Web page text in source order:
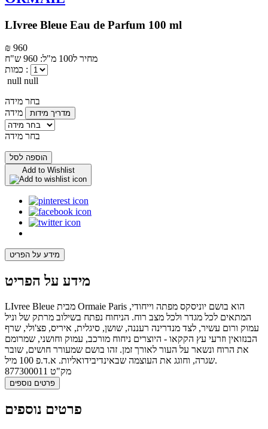
LIvree Bleue Eau de Parfum 100 ml
₪ 960
מחיר ל100 מ"ל: 960 ש"ח
כמות :
null null
בחר מידה
מידה
מדריך מידות
בחר מידה
הוספה לסל
Add to Wishlist
מידע על הפריט
מידע על הפריט
LIvree Bleue מבית Ormaie Paris הוא בושם יוניסקס מפתה וייחודי,
המתאים לכל מגדר ולכל מצב רוח. הניחוח נפתח בשילוב מרתק של וניל
עמוק ורום עשיר, לצד מנדרינה רעננה, שושן, סיגלית, איריס, פצ'ולי, שרף
הבנזואין וזרעי עץ הקקאו - היוצרים ניחוח מורכב, עמוק וחושני, שמרומם
את הרוח ונשאר על העור לאורך זמן. זהו בושם שמעורר חושים, שובר
שגרה, וחוגג את העוצמה שבאינדיבידואליות. א.ד.פ 100 מיל.
מק"ט 877300011
פרטים נוספים
פרטים נוספים